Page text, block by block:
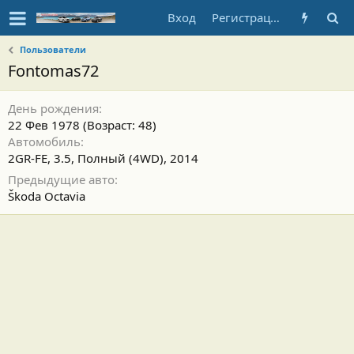
Вход Регистрация
Пользователи
Fontomas72
День рождения
22 Фев 1978 (Возраст: 48)
Автомобиль
2GR-FE, 3.5, Полный (4WD), 2014
Предыдущие авто
Škoda Octavia